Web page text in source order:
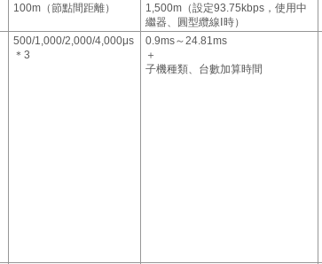
100m（節點間距離）
1,500m（設定93.75kbps，使用中
繼器、圓型纜線Ⅰ時）
500/1,000/2,000/4,000μs
＊3
0.9ms～24.81ms
＋
子機種類、台數加算時間